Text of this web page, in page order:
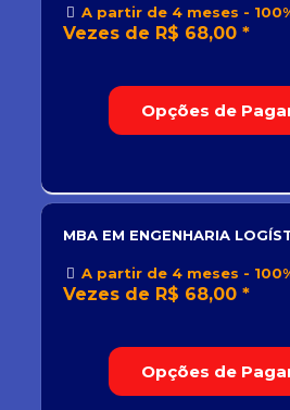
Opções de
A partir de 4 meses -
Vezes de R$ 68,00 *
Opções de
MBA EM ENGENHARIA
A partir de 4 meses -
Vezes de R$ 68,00 *